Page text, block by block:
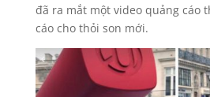
đã ra mắt một video quảng cáo
cáo cho thỏi son mới.